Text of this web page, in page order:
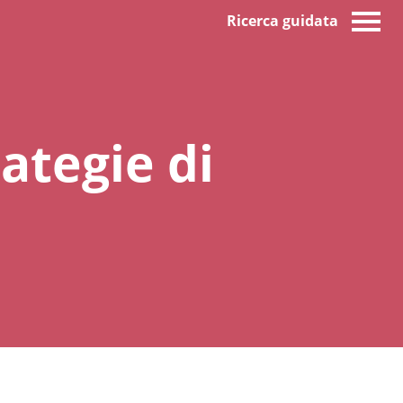
Ricerca guidata
di